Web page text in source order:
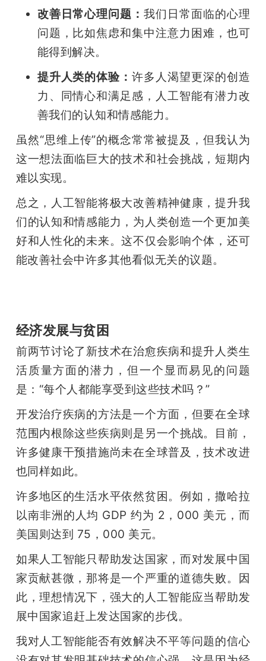
改善日常心理问题：我们日常面临的心理
问题，比如焦虑和集中注意力困难，也可
能得到解决。
提升人类的体验：许多人渴望更深的创造
力、同情心和满足感，人工智能有潜力改
善我们的认知和情感能力。
虽然“思维上传”的概念常常被提及，但我认为
这一想法面临巨大的技术和社会挑战，短期内
难以实现。
总之，人工智能将极大改善精神健康，提升我
们的认知和情感能力，为人类创造一个更加美
好和人性化的未来。这不仅会影响个体，还可
能改善社会中许多其他看似无关的议题。
经济发展与贫困
前两节讨论了新技术在治愈疾病和提升人类生
活质量方面的潜力，但一个显而易见的问题
是：“每个人都能享受到这些技术吗？”
开发治疗疾病的方法是一个方面，但要在全球
范围内根除这些疾病则是另一个挑战。目前，
许多健康干预措施尚未在全球普及，技术改进
也同样如此。
许多地区的生活水平依然贫困。例如，撒哈拉
以南非洲的人均 GDP 约为 2，000 美元，而
美国则达到 75，000 美元。
如果人工智能只帮助发达国家，而对发展中国
家贡献甚微，那将是一个严重的道德失败。因
此，理想情况下，强大的人工智能应当帮助发
展中国家追赶上发达国家的步伐。
我对人工智能能否有效解决不平等问题的信心